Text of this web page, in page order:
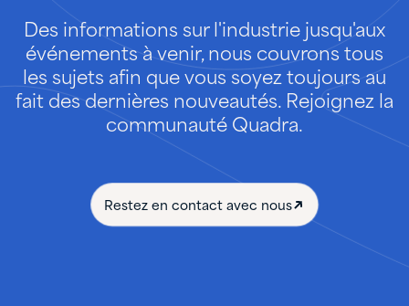
Des informations sur l'industrie jusqu'aux
événements à venir, nous couvrons tous
les sujets afin que vous soyez toujours au
fait des dernières nouveautés. Rejoignez la
communauté Quadra.
Restez en contact avec nous